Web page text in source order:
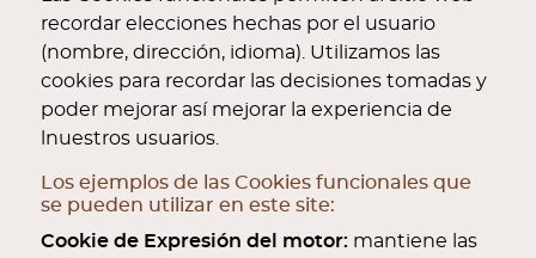
recordar elecciones hechas por el usuario
(nombre, dirección, idioma). Utilizamos las
cookies para recordar las decisiones tomadas y
poder mejorar así mejorar la experiencia de
lnuestros usuarios.
Los ejemplos de las Cookies funcionales que
se pueden utilizar en este site:
Cookie de Expresión del motor:mantiene las